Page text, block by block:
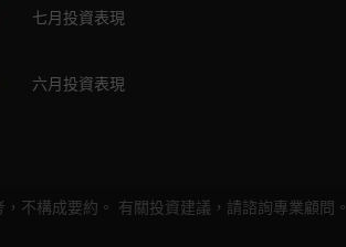
七月投資表現
六月投資表現
不構成要約。 有關投資建議，請諮詢專業顧問。